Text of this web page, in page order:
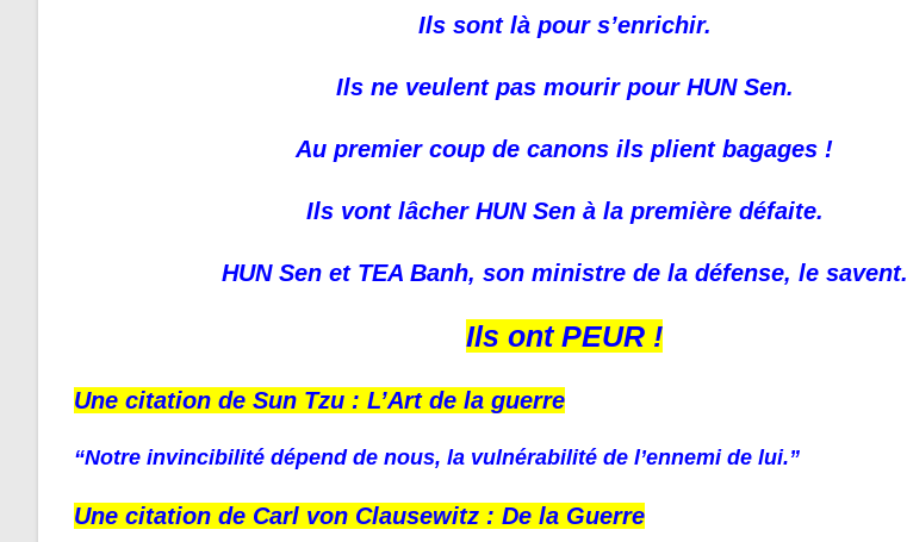
Ils sont là pour s’enrichir.
Ils ne veulent pas mourir pour HUN Sen.
Au premier coup de canons ils plient bagages !
Ils vont lâcher HUN Sen à la première défaite.
HUN Sen et TEA Banh, son ministre de la défense, le savent.
Ils ont PEUR !
Une citation de Sun Tzu : L’Art de la guerre
“Notre invincibilité dépend de nous, la vulnérabilité de l’ennemi de lui.”
Une citation de Carl von Clausewitz : De la Guerre